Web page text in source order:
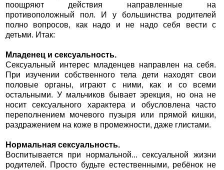
поощряют действия направленные на
противоположный пол. И у большинства родителей
полно вопросов, как надо и не надо себя вести с
детьми. Итак:
Младенец и сексуальность.
Сексуальный интерес младенцев направлен на себя.
При изучении собственного тела дети находят свои
половые органы, играют с ними, как и со всеми
остальными. У мальчиков бывает эрекция, но она не
носит сексуального характера и обусловлена часто
переполнением мочевого пузыря или прямой кишки,
раздражением на коже в промежности, даже глистами.
Нормальная сексуальность.
Воспитывается при нормальной... сексуальной жизни
родителей. Просто будьте естественными, ребёнок не